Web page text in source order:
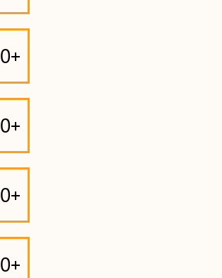
0+
0+
0+
0+